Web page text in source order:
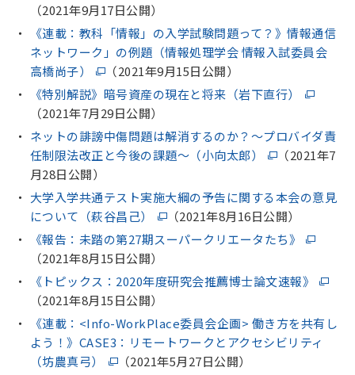
（2021年9月17日公開）
《連載：教科「情報」の入学試験問題って？》情報通信
ネットワーク」の例題（情報処理学会 情報入試委員会
高橋尚子）
（2021年9月15日公開）
《特別解説》暗号資産の現在と将来（岩下直行）
（2021年7月29日公開）
ネットの誹謗中傷問題は解消するのか？〜プロバイダ責
任制限法改正と今後の課題〜（小向太郎）
（2021年7
月28日公開）
大学入学共通テスト実施大綱の予告に関する本会の意見
について（萩谷昌己）
（2021年8月16日公開）
《報告：未踏の第27期スーパークリエータたち》
（2021年8月15日公開）
《トピックス：2020年度研究会推薦博士論文速報》
（2021年8月15日公開）
《連載：<Info-WorkPlace委員会企画> 働き方を共有し
よう！》CASE3：リモートワークとアクセシビリティ
（坊農真弓）
（2021年5月27日公開）